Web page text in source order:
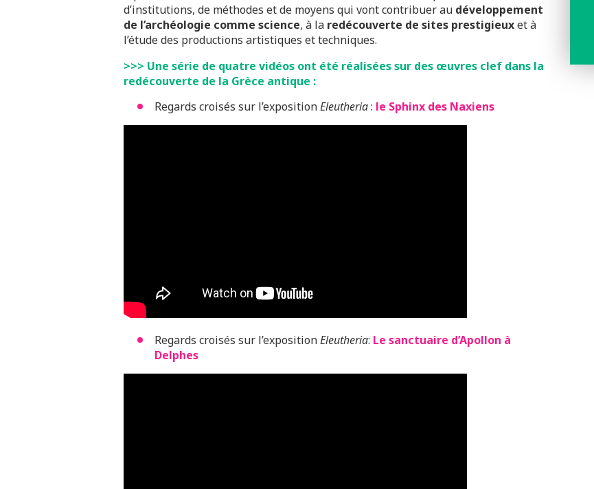
d’institutions, de méthodes et de moyens qui vont contribuer au développement
de l’archéologie comme science, à la redécouverte de sites prestigieuxet à
l’étude des productions artistiques et techniques.
>>> Une série de quatre vidéos ont été réalisées sur des œuvres clef dans la
redécouverte de la Grèce antique :
Regards croisés sur l’expositionEleutheria: le Sphinx des Naxiens
Regards croisés sur l’expositionEleutheria: Le sanctuaire d’Apollon à
Delphes